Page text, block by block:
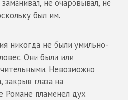
не очаровывал, не
был им.
никогда не были умильно-
Они были или
Невозможно
закрыв глаза на
Романе пламенел дух